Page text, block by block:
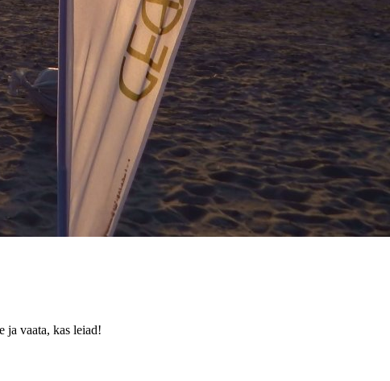
ja vaata, kas leiad!